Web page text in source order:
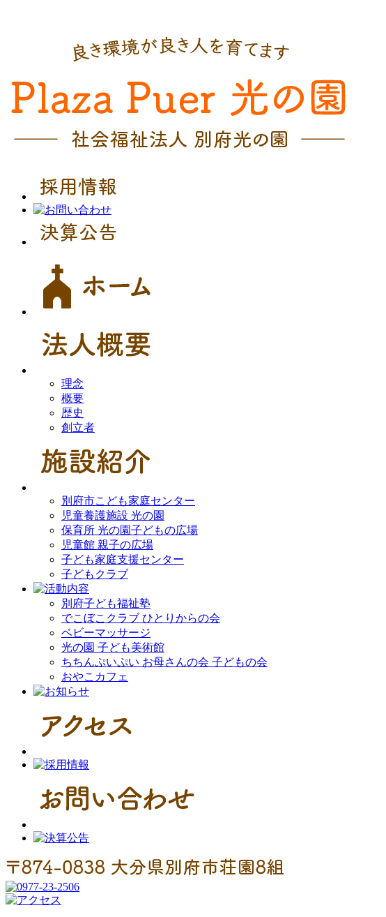
理念
概要
歴史
創立者
別府市こども家庭センター
児童養護施設 光の園
保育所 光の園子どもの広場
児童館 親子の広場
子ども家庭支援センター
子どもクラブ
別府子ども福祉塾
でこぼこクラブ ひとりからの会
ベビーマッサージ
光の園 ⼦ども美術館
ちちんぷいぷい お母さんの会 子どもの会
おやこカフェ